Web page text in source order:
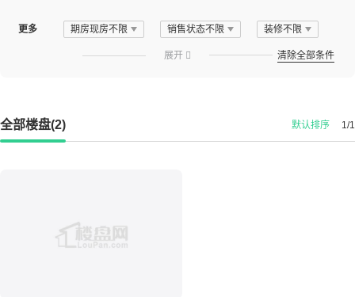
更多 期房现房不限 销售状态不限 装修不限
展开  清除全部条件
全部楼盘(2) 1/1
默认排序